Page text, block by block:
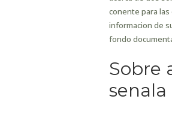
conente para
informacion de
fondo
Sobre